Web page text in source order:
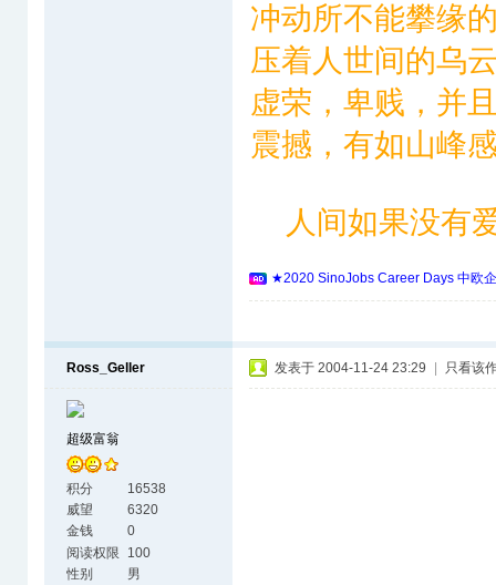
冲动所不能攀缘
压着人世间的乌
虚荣，卑贱，并
震撼，有如山峰
人间如果没有
★2020 SinoJobs Career Days 中欧
Ross_Geller
超级富翁
积分
16538
威望
6320
金钱
0
阅读权限
100
性别
男
发表于 2004-11-24 23:29 只看该